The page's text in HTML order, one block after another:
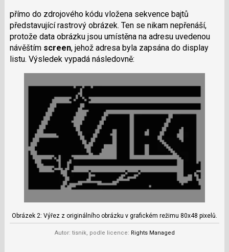
přímo do zdrojového kódu vložena sekvence bajtů
představující rastrový obrázek. Ten se nikam nepřenáší,
protože data obrázku jsou umístěna na adresu uvedenou
návěštím screen, jehož adresa byla zapsána do display
listu. Výsledek vypadá následovně:
Obrázek 2: Výřez z originálního obrázku v grafickém režimu 80x48 pixelů.
Autor: tisnik, podle licence: Rights Managed